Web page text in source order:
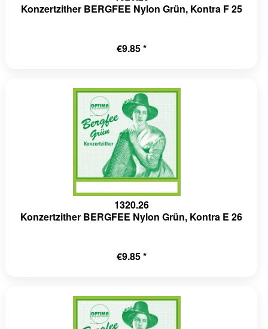
Konzertzither BERGFEE Nylon Grün, Kontra F 25
€9.85 *
1320.26
Konzertzither BERGFEE Nylon Grün, Kontra E 26
€9.85 *